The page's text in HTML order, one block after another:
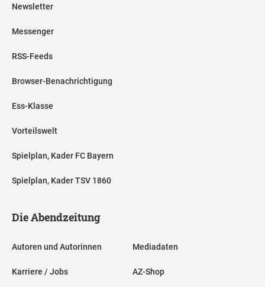
Newsletter
Messenger
RSS-Feeds
Browser-Benachrichtigung
Ess-Klasse
Vorteilswelt
Spielplan, Kader FC Bayern
Spielplan, Kader TSV 1860
Die Abendzeitung
Autoren und Autorinnen
Karriere / Jobs
Mediadaten
AZ-Shop